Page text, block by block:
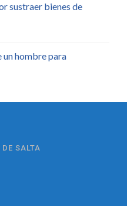
sustraer bienes de
hombre para
SALTA